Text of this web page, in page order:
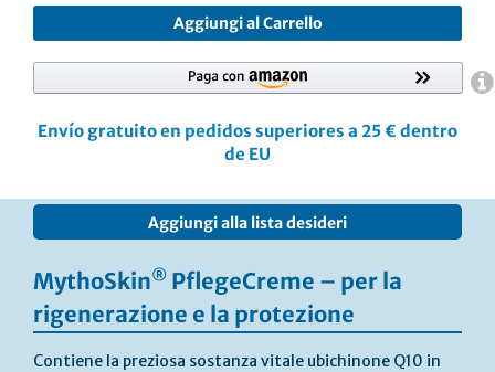
Aggiungi al Carrello
Aggiungi alla lista desideri
Envío gratuito en pedidos superiores a 25 € dentro
de EU
dellaMythoSkin® PflegeCreme – per la
rigenerazione e la protezione
Contiene la preziosa sostanza vitale ubichinone Q10 in